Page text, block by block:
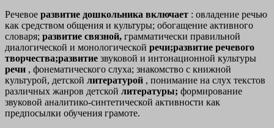
Речевое развитие дошкольника включает : овладение речью
как средством общения и культуры; обогащение активного
словаря; развитие связной, грамматически правильной
диалогической и монологической речи;развитие речевого
творчества;развитие звуковой и интонационной культуры
речи , фонематического слуха; знакомство с книжной
культурой, детской литературой , понимание на слух текстов
различных жанров детской литературы; формирование
звуковой аналитико-синтетической активности как
предпосылки обучения грамоте.